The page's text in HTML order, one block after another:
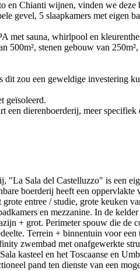
Chianti wijnen, vinden we
gevel, 5 slaapkamers met eigen
met sauna, whirlpool en
stenen gebouw van
zou een geweldige investering
geïsoleerd.
dierenboerderij, meer
Sala del Castelluzzo" is een
boerderij heeft een
entree / studie, grote keuken
en mezzanine. In de
+ grot. Perimeter spouw die de
Terrein + binnentuin voor
zwembad met onafgewerkte
kasteel en het Toscaanse en
pand ten dienste van een